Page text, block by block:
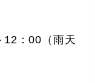
12：00（雨天